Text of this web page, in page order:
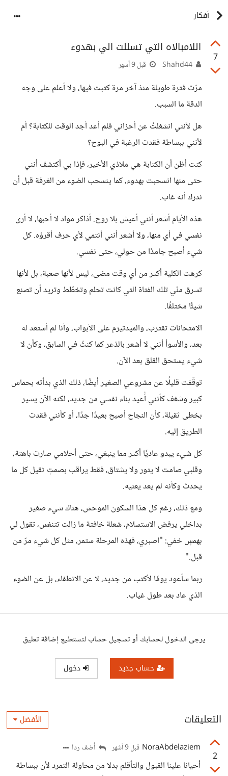
أفكار
7
اللامبالاه التي تسللت الي بهدوء
قبل 9 أشهر
مرّت فترة طويلة منذ آخر مرة كتبت فيها، ولا أعلم على وجه
الدقة ما السبب.
هل لأنني انشغلتُ عن أحزاني فلم أعد أجد الوقت للكتابة؟ أم
لأنني ببساطة فقدت الرغبة في البوح؟
كنت أظن أن الكتابة هي ملاذي الأخير، فإذا بي أكتشف أنني
حتى منها انسحبت بهدوء، كما ينسحب الضوء من الغرفة قبل أن
ندرك أنه غاب.
هذه الأيام أشعر أنني أعيش بلا روح. أذاكر مواد لا أحبها، لا أرى
نفسي في أي منها، ولا أشعر أنني أنتمي لأي حرف أقرؤه. كل
شيء أصبح جامدًا من حولي، حتى نفسي.
كرهت الكلية أكثر من أي وقت مضى، ليس لأنها صعبة، بل لأنها
تسرق منّي تلك الفتاة التي كانت تحلم وتخطّط وتريد أن تصنع
شيئًا مختلفًا.
الامتحانات تقترب، والميدتيرم على الأبواب، وأنا لم أستعد له
بعد، والأسوأ أنني لا أشعر بالذعر كما كنتُ في السابق، وكأن لا
شيء يستحق القلق بعد الآن.
توقّفت قليلًا عن مشروعي الصغير أيضًا، ذلك الذي بدأته بحماس
كبير وشغف كأنني أُعيد بناء نفسي من جديد، لكنه الآن يسير
بخطى ثقيلة، كأن النجاح أصبح بعيدًا جدًا، أو كأنني فقدت
الطريق إليه.
كل شيء يبدو عاديًا أكثر مما ينبغي، حتى أحلامي صارت باهتة،
وقلبي صامت لا يثور ولا يشتاق، فقط يراقب بصمتٍ ثقيل كل ما
يحدث وكأنه لم يعد يعنيه.
ومع ذلك، رغم كل هذا السكون الموحش، هناك شيء صغير
بداخلي يرفض الاستسلام، شعلة خافتة ما زالت تتنفس، تقول لي
بهمسٍ خفي: "اصبري، فهذه المرحلة ستمر، مثل كل شيء مرّ من
قبل."
ربما سأعود يومًا لأكتب من جديد، لا عن الانطفاء، بل عن الضوء
الذي عاد بعد طول غياب.
يرجى الدخول لحسابك أو تسجيل حساب لتستطيع إضافة تعليق
حساب جديد دخول
التعليقات الأفضل
2
NoraAbdelaziem قبل 9 أشهر أضف ردا
أحيانا علينا القبول والتأقلم بدلا من محاولة التمرد لأن ببساطة